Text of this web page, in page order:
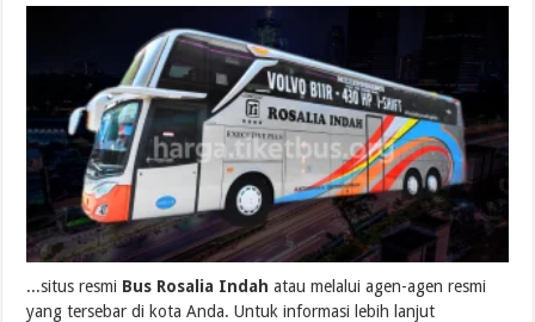
...situs resmi Bus Rosalia Indah atau melalui agen-agen resmi
yang tersebar di kota Anda. Untuk informasi lebih lanjut